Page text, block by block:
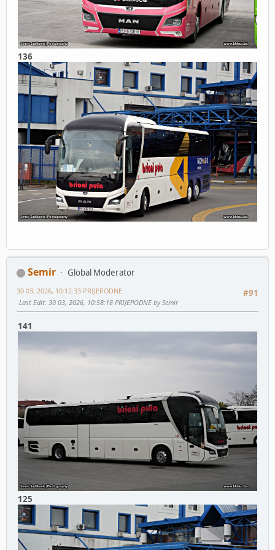
136
Semir
Global Moderator
#91
30 03, 2026, 10:12:33 PRIJEPODNE
Last Edit: 30 03, 2026, 10:58:18 PRIJEPODNE by Semir
141
125